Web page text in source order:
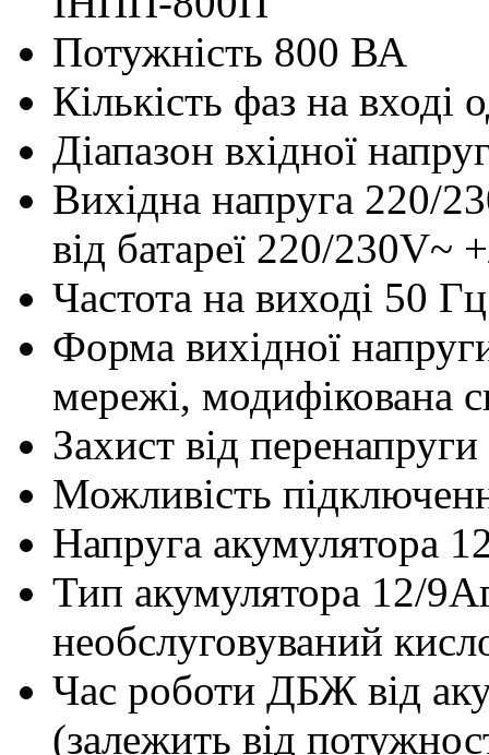
Потужність 800 ВА
Кількість фаз на вході
Діапазон вхідної
Вихідна напруга 220/
від батареї 220/230V~
Частота на виході 50 Гц
Форма вихідної
мережі, модифікована
Захист від перенапруги
Можливість
Напруга акумулятора
Тип акумулятора 12/
необслуговуваний
Час роботи ДБЖ від
(залежить від